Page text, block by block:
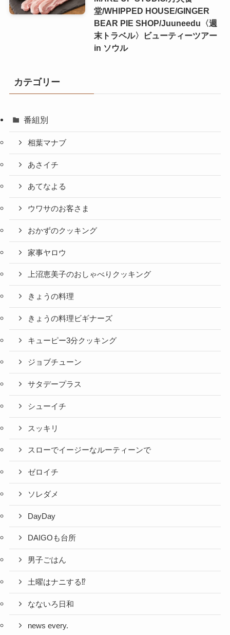
堂/WHIPPED HOUSE/GINGER
BEAR PIE SHOP/Juuneedu〈週
末トラベル〉ビューティーツアー
in ソウル
カテゴリー
番組別
相葉マナブ
あさイチ
あてなよる
ウワサのお客さま
おかずのクッキング
家事ヤロウ
上沼恵美子のおしゃべりクッキング
きょうの料理
きょうの料理ビギナーズ
キューピー3分クッキング
ジョブチューン
サタデープラス
シューイチ
スッキリ
スローでイージーなルーティーンで
ゼロイチ
ソレダメ
DayDay
DAIGOも台所
男子ごはん
土曜はナニする⁉
なないろ日和
news every.